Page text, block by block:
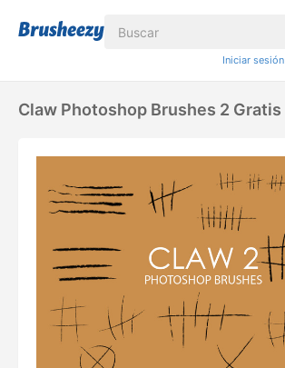
Iniciar sesión
Claw Photoshop Brushes 2 Gratis